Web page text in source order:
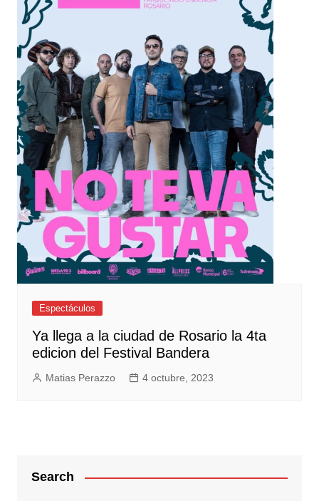
Espectáculos
Ya llega a la ciudad de Rosario la 4ta
edicion del Festival Bandera
Matias Perazzo 4 octubre, 2023
Search